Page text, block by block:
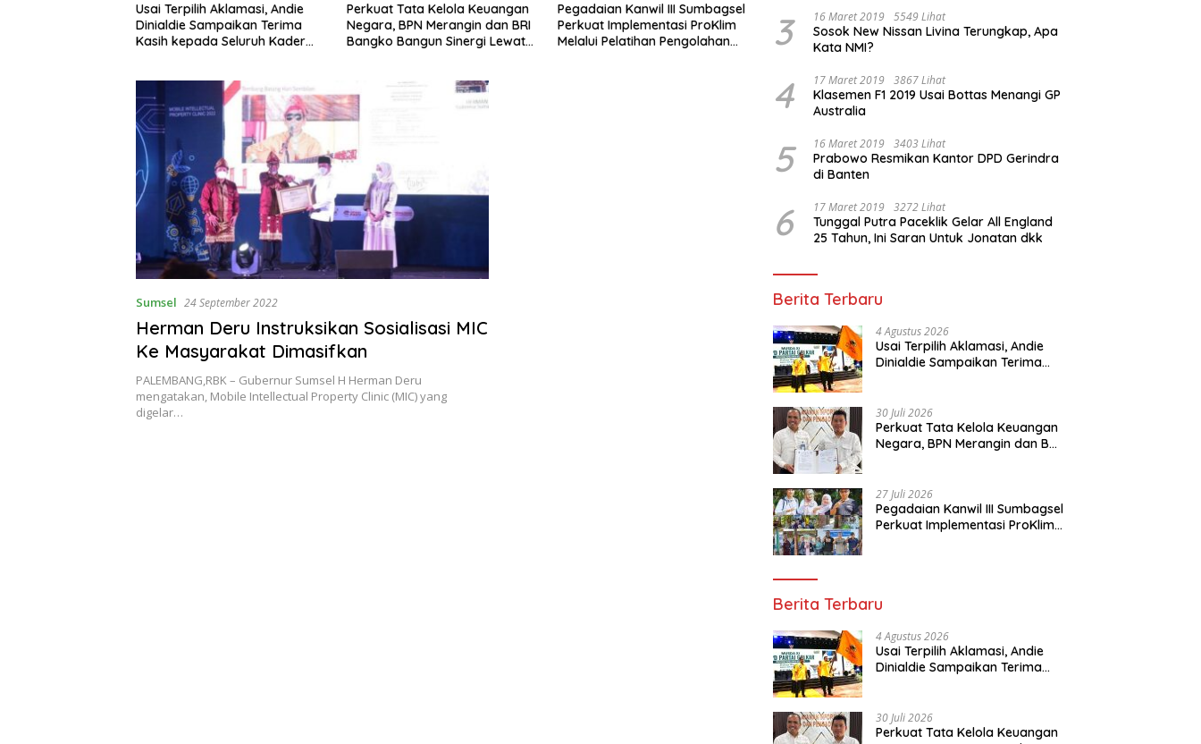
Perkuat Tata Kelola Keuangan
Negara, BPN Merangin dan BRI
Bangko Bangun Sinergi Lewat
Pegadaian Kanwil III Sumbagsel
Perkuat Implementasi ProKlim
Melalui Pelatihan Pengolahan
Dituduh Serobot Lahan di
Palembang, Ahmad Suhaimi
Gandeng LBH dan Tolak
Dugaan Janggal Tender Jalan
Pemprov Sumsel: Penawaran
Lebih Murah Digugurkan,
Vendor Siapkan Langkah
Pesta Bola Dunia 2026, Polda
Sumsel dan organisasi Islam
Sumsel
Sumsel 24 September 2022
Herman Deru Instruksikan Sosialisasi MIC
Ke Masyarakat Dimasifkan
PALEMBANG,RBK – Gubernur Sumsel H Herman Deru
mengatakan, Mobile Intellectual Property Clinic (MIC) yang
digelar…
3 16 Maret 2019 5549 Lihat
Sosok New Nissan Livina Terungkap, Apa
Kata NMI?
4 17 Maret 2019 3867 Lihat
Klasemen F1 2019 Usai Bottas Menangi GP
Australia
5 16 Maret 2019 3403 Lihat
Prabowo Resmikan Kantor DPD Gerindra
di Banten
6 17 Maret 2019 3272 Lihat
Tunggal Putra Paceklik Gelar All England
25 Tahun, Ini Saran Untuk Jonatan dkk
Berita Terbaru
4 Agustus 2026
Usai Terpilih Aklamasi, Andie
Dinialdie Sampaikan Terima
30 Juli 2026
Perkuat Tata Kelola Keuangan
Negara, BPN Merangin dan BRI
27 Juli 2026
Pegadaian Kanwil III Sumbagsel
Perkuat Implementasi ProKlim
Berita Terbaru
4 Agustus 2026
Usai Terpilih Aklamasi, Andie
Dinialdie Sampaikan Terima
30 Juli 2026
Perkuat Tata Kelola Keuangan